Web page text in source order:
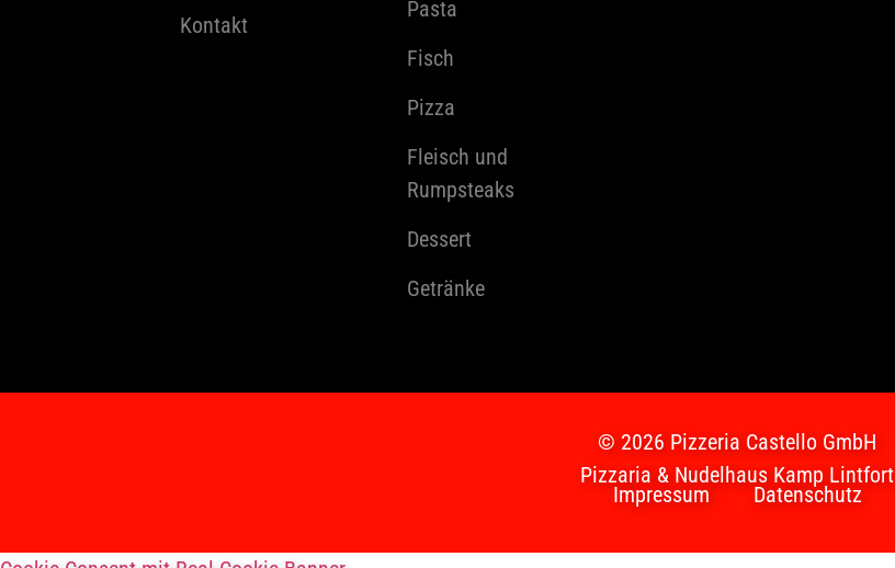
Kontakt
Pasta
Fisch
Pizza
Fleisch und
Rumpsteaks
Dessert
Getränke
© 2026 Pizzeria Castello GmbH
Pizzaria & Nudelhaus Kamp Lintfort
Impressum Datenschutz